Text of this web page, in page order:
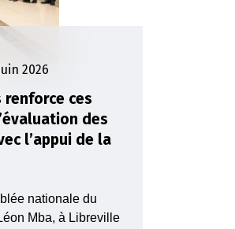
2026
renforce ces
des
l’appui de la
nationale du
Mba, à Libreville